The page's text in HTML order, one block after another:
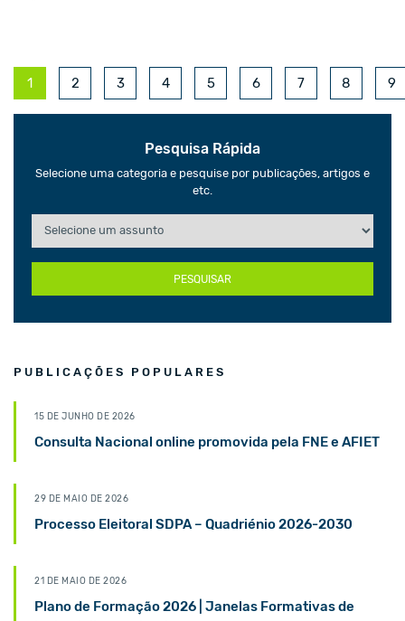
1 2 3 4 5 6 7 8 9
Pesquisa Rápida
Selecione uma categoria e pesquise por publicações, artigos e
etc.
PESQUISAR
PUBLICAÇÕES POPULARES
15 DE JUNHO DE 2026
Consulta Nacional online promovida pela FNE e AFIET
29 DE MAIO DE 2026
Processo Eleitoral SDPA – Quadriénio 2026-2030
21 DE MAIO DE 2026
Plano de Formação 2026 | Janelas Formativas de